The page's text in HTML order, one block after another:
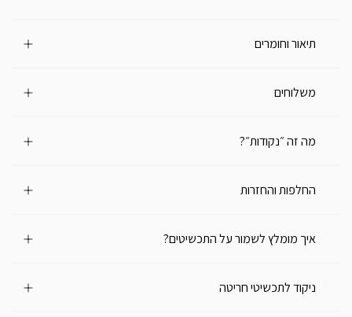
תיאור וחומרים
משלוחים
מה זה ״נקודות״?
החלפות והחזרות
איך מומלץ לשמור על התכשיטים?
ניקוד לתכשיטי חריטה